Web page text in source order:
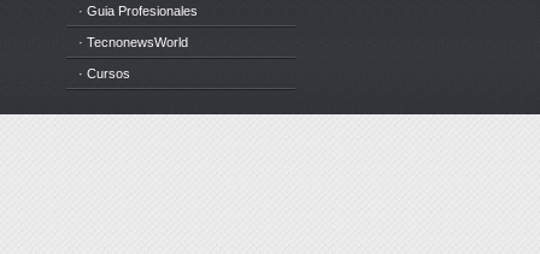
· Guia Profesionales
· TecnonewsWorld
· Cursos